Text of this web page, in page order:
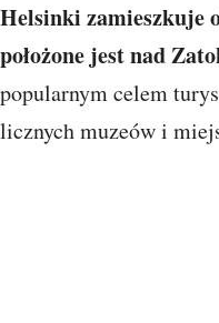
Helsinki zamieszkuje
położone jest nad
popularnym celem
licznych muzeów i